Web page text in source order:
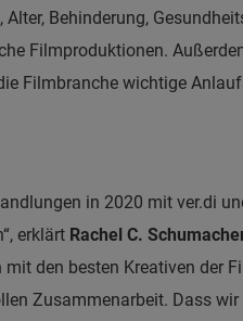
Behinderung,
Filmproduktionen.
Filmbranche wichtige
in 2020 mit ver.di
erklärt Rachel C.
den besten Kreativen der
Zusammenarbeit. Dass